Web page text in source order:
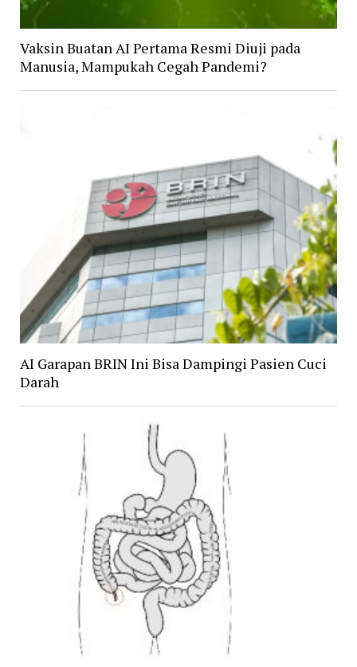
Vaksin Buatan AI Pertama Resmi Diuji pada
Manusia, Mampukah Cegah Pandemi?
AI Garapan BRIN Ini Bisa Dampingi Pasien Cuci
Darah